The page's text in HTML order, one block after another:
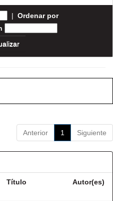
| Ordenar por
Anterior 1 Siguiente
Título Autor(es)